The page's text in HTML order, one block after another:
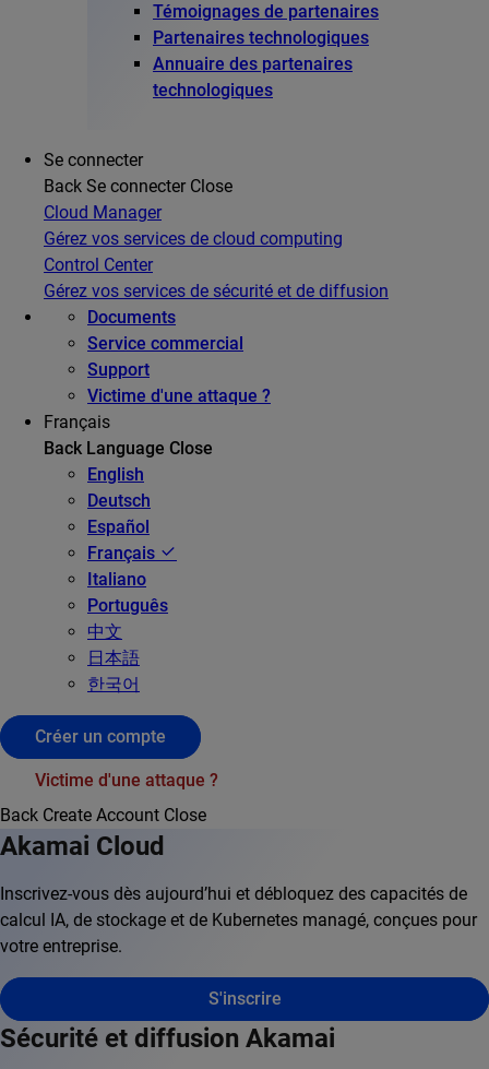
Témoignages de partenaires
Partenaires technologiques
Annuaire des partenaires
technologiques
Se connecter
Back Se connecter Close
Cloud Manager
Gérez vos services de cloud computing
Control Center
Gérez vos services de sécurité et de diffusion
Documents
Service commercial
Support
Victime d'une attaque ?
Français
Back Language Close
English
Deutsch
Español
Français
Italiano
Português
中文
日本語
한국어
Créer un compte
Victime d'une attaque ?
Back Create Account Close
Akamai Cloud
Inscrivez-vous dès aujourd’hui et débloquez des capacités de
calcul IA, de stockage et de Kubernetes managé, conçues pour
votre entreprise.
S'inscrire
Sécurité et diffusion Akamai